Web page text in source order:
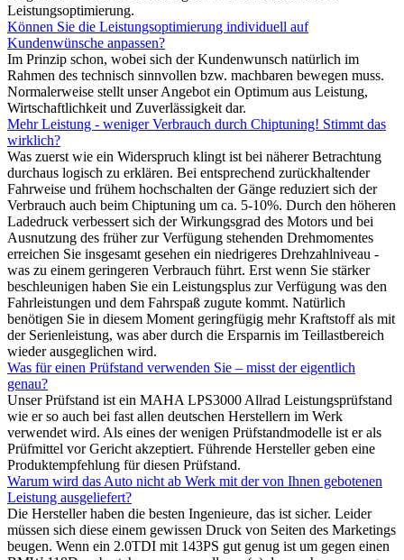
Leistungsoptimierung.
Können Sie die Leistungsoptimierung individuell auf
Kundenwünsche anpassen?
Im Prinzip schon, wobei sich der Kundenwunsch natürlich im
Rahmen des technisch sinnvollen bzw. machbaren bewegen muss.
Normalerweise stellt unser Angebot ein Optimum aus Leistung,
Wirtschaftlichkeit und Zuverlässigkeit dar.
Mehr Leistung - weniger Verbrauch durch Chiptuning! Stimmt das
wirklich?
Was zuerst wie ein Widerspruch klingt ist bei näherer Betrachtung
durchaus logisch zu erklären. Bei entsprechend zurückhaltender
Fahrweise und frühem hochschalten der Gänge reduziert sich der
Verbrauch auch beim Chiptuning um ca. 5-10%. Durch den höheren
Ladedruck verbessert sich der Wirkungsgrad des Motors und bei
Ausnutzung des früher zur Verfügung stehenden Drehmomentes
erreichen Sie insgesamt gesehen ein niedrigeres Drehzahlniveau -
was zu einem geringeren Verbrauch führt. Erst wenn Sie stärker
beschleunigen haben Sie ein Leistungsplus zur Verfügung was den
Fahrleistungen und dem Fahrspaß zugute kommt. Natürlich
benötigen Sie in diesem Moment geringfügig mehr Kraftstoff als mit
der Serienleistung, was aber durch die Ersparnis im Teillastbereich
wieder ausgeglichen wird.
Was für einen Prüfstand verwenden Sie – misst der eigentlich
genau?
Unser Prüfstand ist ein MAHA LPS3000 Allrad Leistungsprüfstand
wie er so auch bei fast allen deutschen Herstellern im Werk
verwendet wird. Als eines der wenigen Prüfstandmodelle ist er als
Prüfmittel vor Gericht akzeptiert. Führende Hersteller geben eine
Produktempfehlung für diesen Prüfstand.
Warum wird das Auto nicht ab Werk mit der von Ihnen gebotenen
Leistung ausgeliefert?
Die Hersteller haben die besten Ingenieure, das ist sicher. Leider
müssen sich diese einem gewissen Druck von Seiten des Marketings
beugen. Wenn ein 2.0TDI mit 143PS gut genug ist um gegen einen